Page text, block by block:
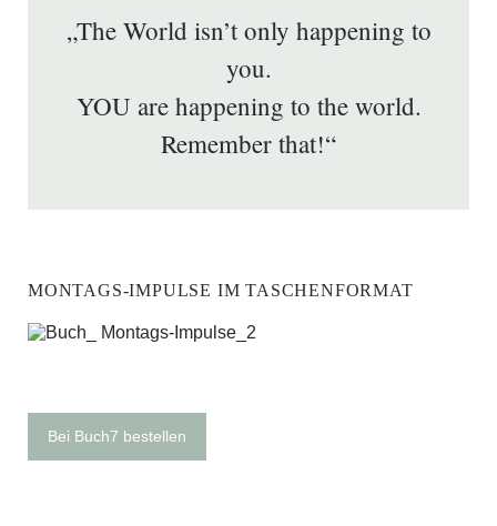
„The World isn’t only happening to
you.
YOU are happening to the world.
Remember that!“
MONTAGS-IMPULSE IM TASCHENFORMAT
Bei Buch7 bestellen